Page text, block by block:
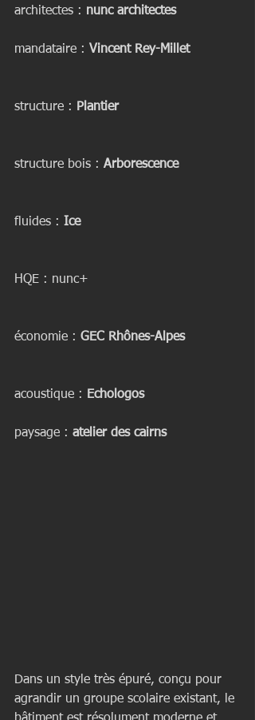
architectes : nunc architectes
mandataire : Vincent Rey-Millet
structure : Plantier
structure bois : Arborescence
fluides : Ice
HQE : nunc+
économie : GEC Rhônes-Alpes
acoustique : Echologos
paysage : atelier des cairns
Dans un style très épuré, conçu pour
agrandir un groupe scolaire existant, le